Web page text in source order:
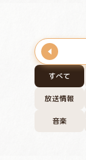
すべて
放送情報
音楽